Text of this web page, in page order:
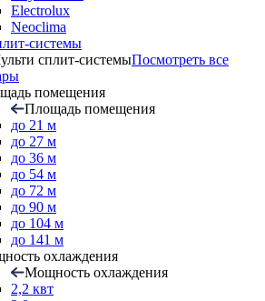
Electrolux
Neoclima
системы
сплит-системыПосмотреть все
помещения
Площадь помещения
до 21 м
до 27 м
до 36 м
до 54 м
до 72 м
до 90 м
до 104 м
до 141 м
охлаждения
Мощность охлаждения
2,2 квт